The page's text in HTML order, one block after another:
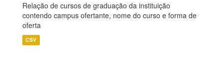
Relação de cursos de graduação da instituição
contendo campus ofertante, nome do curso e forma de
oferta
CSV